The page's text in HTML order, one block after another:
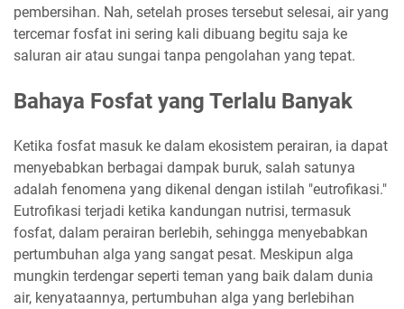
pembersihan. Nah, setelah proses tersebut selesai, air yang
tercemar fosfat ini sering kali dibuang begitu saja ke
saluran air atau sungai tanpa pengolahan yang tepat.
Bahaya Fosfat yang Terlalu Banyak
Ketika fosfat masuk ke dalam ekosistem perairan, ia dapat
menyebabkan berbagai dampak buruk, salah satunya
adalah fenomena yang dikenal dengan istilah "eutrofikasi."
Eutrofikasi terjadi ketika kandungan nutrisi, termasuk
fosfat, dalam perairan berlebih, sehingga menyebabkan
pertumbuhan alga yang sangat pesat. Meskipun alga
mungkin terdengar seperti teman yang baik dalam dunia
air, kenyataannya, pertumbuhan alga yang berlebihan